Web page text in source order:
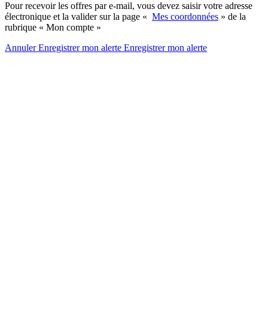
Pour recevoir les offres par e-mail, vous devez saisir votre adresse
électronique et la valider sur la page « Mes coordonnées » de la
rubrique « Mon compte »
AnnulerEnregistrer mon alerte Enregistrermon alerte